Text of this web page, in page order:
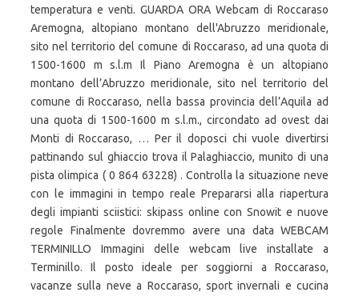
temperatura e venti. GUARDA ORA Webcam di Roccaraso
Aremogna, altopiano montano dell'Abruzzo meridionale,
sito nel territorio del comune di Roccaraso, ad una quota di
1500-1600 m s.l.m Il Piano Aremogna è un altopiano
montano dell’Abruzzo meridionale, sito nel territorio del
comune di Roccaraso, nella bassa provincia dell’Aquila ad
una quota di 1500-1600 m s.l.m., circondato ad ovest dai
Monti di Roccaraso, … Per il doposci chi vuole divertirsi
pattinando sul ghiaccio trova il Palaghiaccio, munito di una
pista olimpica ( 0 864 63228) . Controlla la situazione neve
con le immagini in tempo reale Prepararsi alla riapertura
degli impianti sciistici: skipass online con Snowit e nuove
regole Finalmente dovremmo avere una data WEBCAM
TERMINILLO Immagini delle webcam live installate a
Terminillo. Il posto ideale per soggiorni a Roccaraso,
vacanze sulla neve a Roccaraso, sport invernali e cucina